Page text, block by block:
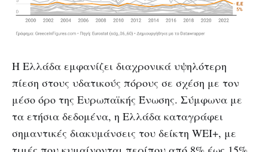
Η Ελλάδα εμφανίζει διαχρονικά υψηλότερη
πίεση στους υδατικούς πόρους σε σχέση με τον
μέσο όρο της Ευρωπαϊκής Ένωσης. Σύμφωνα με
τα ετήσια δεδομένα, η Ελλάδα καταγράφει
σημαντικές διακυμάνσεις του δείκτη WEI+, με